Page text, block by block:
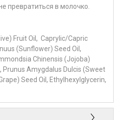
превратиться в молочко.
Fruit Oil, Caprylic/Capric
(Sunflower) Seed Oil,
Chinensis (Jojoba)
Prunus Amygdalus Dulcis (Sweet
Seed Oil, Ethylhexylglycerin,